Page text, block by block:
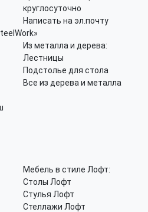
круглосуточно
Написать на эл.почту
Из металла и дерева:
Лестницы
Подстолье для стола
Все из дерева и металла
Мебель в стиле Лофт:
Столы Лофт
Стулья Лофт
Стеллажи Лофт